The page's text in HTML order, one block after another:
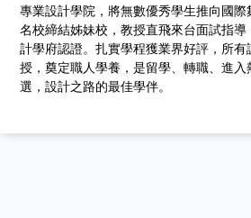
專業設計學院，將無數優秀學生推向國
名校締結姊妹校，教授直飛來台面試指
計學府認證。扎實學程獲業界好評，所
授，奠定職人學養，是留學、轉職、進
選，設計之路的最佳學伴。